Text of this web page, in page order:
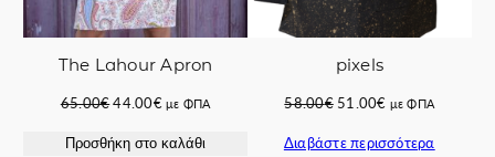
The Lahour Apron
65.00€Original
was:
44.00€Η
τιμή
με ΦΠΑ
Προσθήκη στο καλάθι
pixels
58.00€ Original
was:
51.00€Η
τιμή
με ΦΠΑ
Διαβάστε περισσότερα